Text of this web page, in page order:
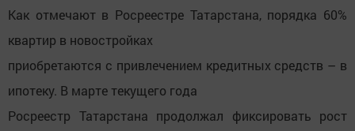
Как отмечают в Росреестре Татарстана, порядка 60%
квартир в новостройках
приобретаются с привлечением кредитных средств – в
ипотеку. В марте текущего года
Росреестр Татарстана продолжал фиксировать рост